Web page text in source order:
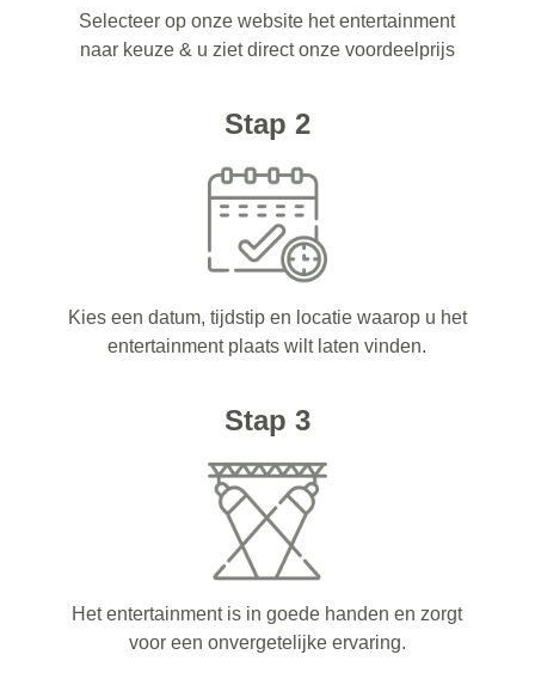
Selecteer op onze website het entertainment
naar keuze & u ziet direct onze voordeelprijs
Stap 2
Kies een datum, tijdstip en locatie waarop u het
entertainment plaats wilt laten vinden.
Stap 3
Het entertainment is in goede handen en zorgt
voor een onvergetelijke ervaring.